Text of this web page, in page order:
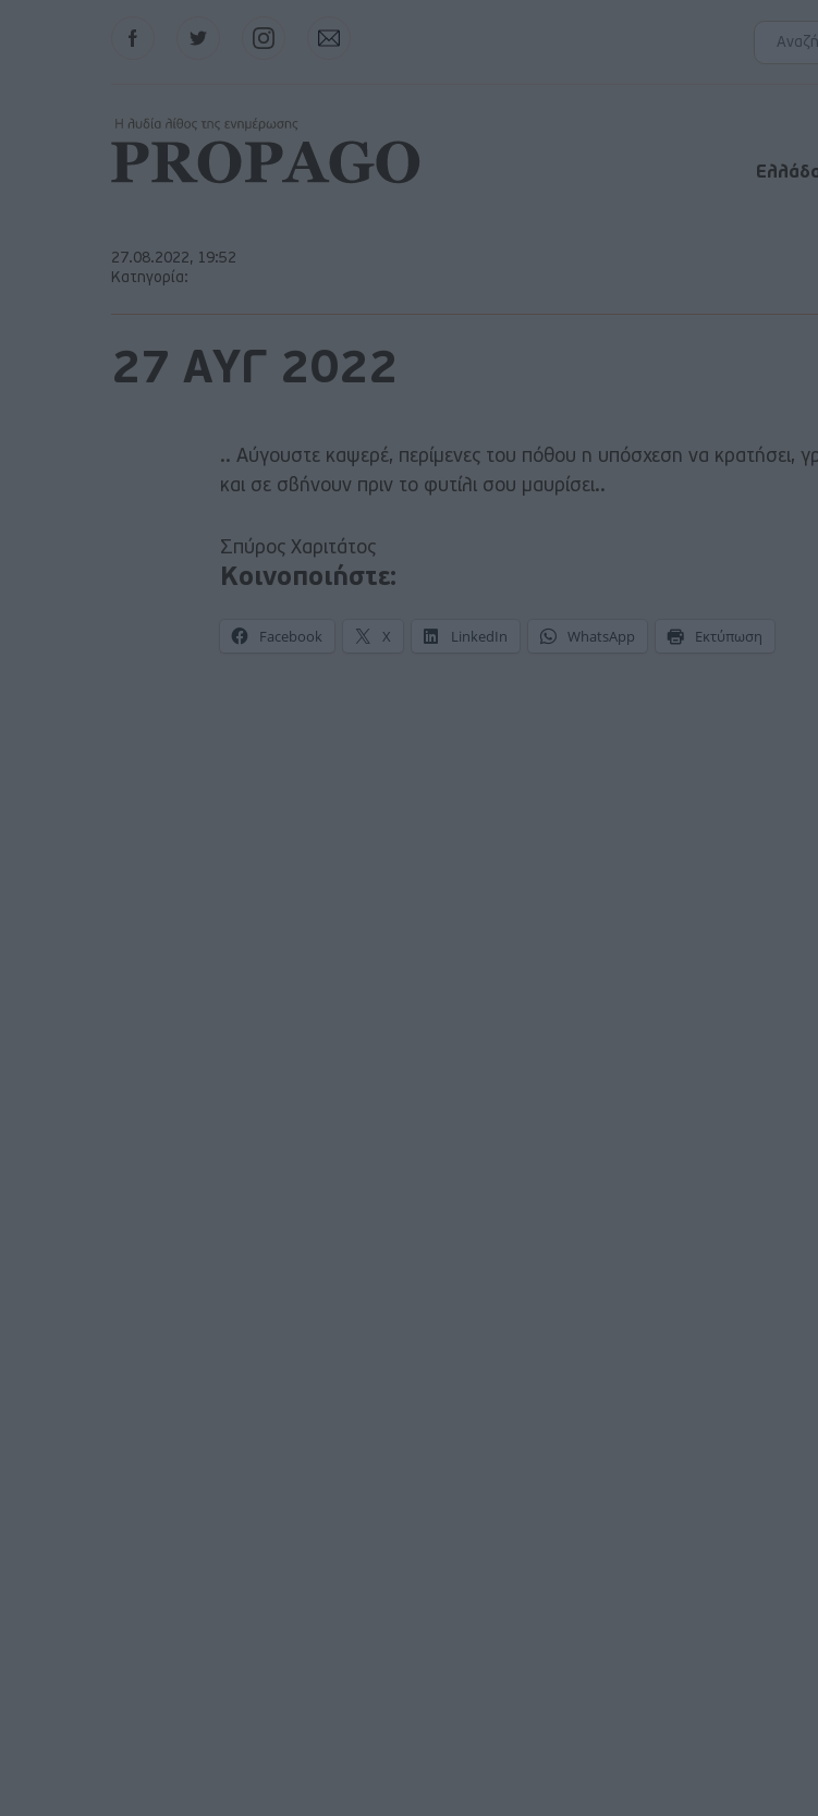
FacebookTwitter InstagramContact
27.08.2022, 19:52
Κατηγορία:
27 ΑΥΓ 2022
.. Αύγουστε καψερέ, περίμενες του πόθου η υπόσχεση να κρατήσει,
και σε σβήνουν πριν το φυτίλι σου μαυρίσει..
Σπύρος Χαριτάτος
Κοινοποιήστε:
Facebook X LinkedIn WhatsApp Εκτύπωση